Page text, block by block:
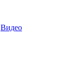
Видео